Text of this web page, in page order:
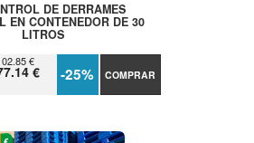
DE DERRAMES
EN CONTENEDOR DE 30
LITROS
€
€ -25% COMPRAR